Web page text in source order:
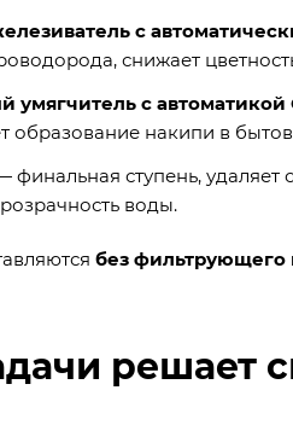
с
снижает
умягчитель с автоматикой
образование накипи в
финальная ступень, удаляет
воды.
без фильтрующего
решает